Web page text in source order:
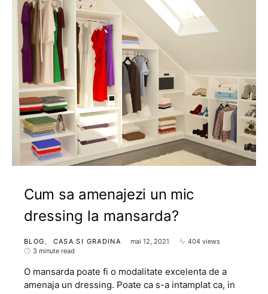
Cum sa amenajezi un mic
dressing la mansarda?
BLOG CASA SI GRADINA mai 12, 2021
404 views
3 minute read
O mansarda poate fi o modalitate excelenta de a
amenaja un dressing. Poate ca s-a intamplat ca, in